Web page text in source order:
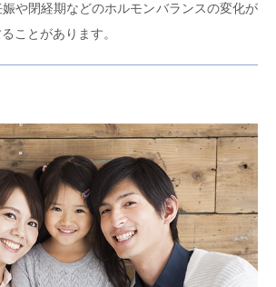
や閉経期などのホルモンバランスの変化が
ことがあります。